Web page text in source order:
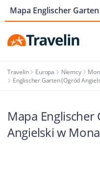
Travelin Europa Niemcy
Englischer Garten (Ogród
Mapa Englischer
Mapa Englischer
Angielski w